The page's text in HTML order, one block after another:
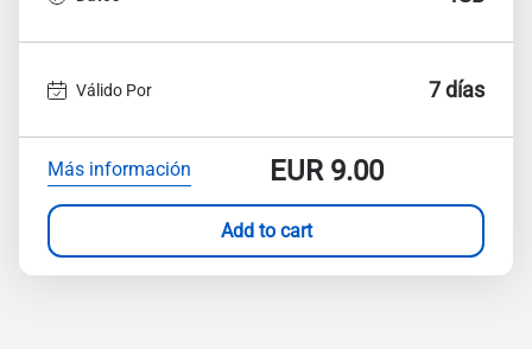
Válido Por 7 días
Más información EUR9.00
Add to cart